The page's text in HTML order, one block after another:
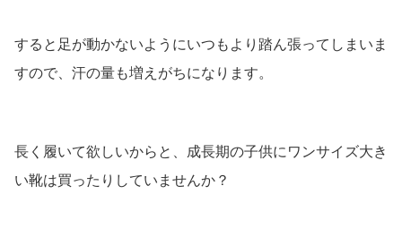
すると足が動かないようにいつもより踏ん張ってしまいま
すので、汗の量も増えがちになります。
長く履いて欲しいからと、成長期の子供にワンサイズ大き
い靴は買ったりしていませんか？